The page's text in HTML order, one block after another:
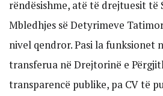
rëndësishme, atë të drejtuesit të
Mbledhjes së Detyrimeve
nivel qendror. Pasi la funksionet
transferua në Drejtorinë e
transparencë publike, pa CV të